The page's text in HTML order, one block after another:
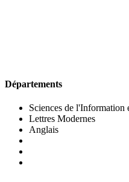
Départements
Sciences de l'Information
Lettres Modernes
Anglais